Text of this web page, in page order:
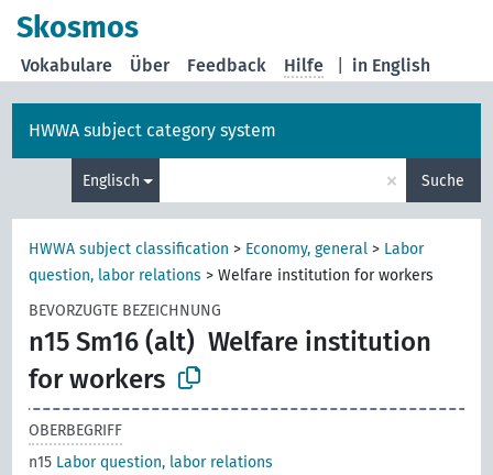
Skosmos
in English
Vokabulare Über Feedback Hilfe
HWWA subject category system
Englisch × Suche
HWWA subject classification > Economy, general > Labor
question, labor relations >Welfare institution for workers
BEVORZUGTE BEZEICHNUNG
n15 Sm16 (alt) Welfare institution
for workers
OBERBEGRIFF
n15 Labor question, labor relations